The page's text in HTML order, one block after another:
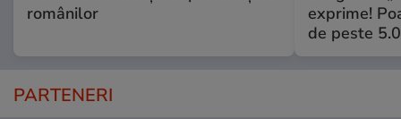
românilor
exprime!
de peste
PARTENERI